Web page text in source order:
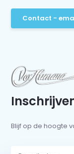
Contact -
Blijf op de hoogte